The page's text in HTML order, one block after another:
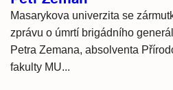
Masarykova univerzita se
zprávu o úmrtí brigádního
Petra Zemana, absolventa
fakulty MU...